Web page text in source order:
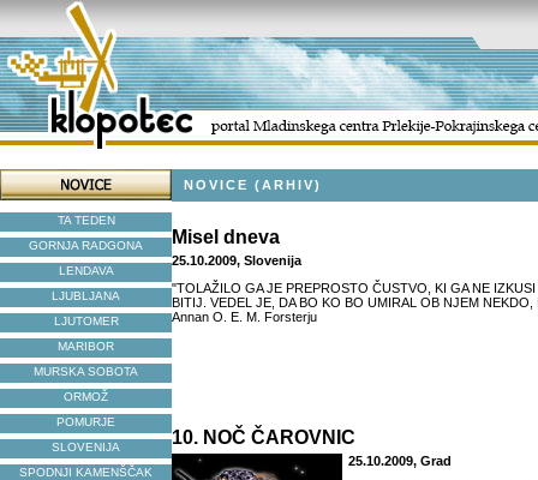
TA TEDEN
GORNJA RADGONA
LENDAVA
LJUBLJANA
LJUTOMER
MARIBOR
MURSKA SOBOTA
ORMOŽ
POMURJE
SLOVENIJA
SPODNJI KAMENŠČAK
NOVICE (ARHIV)
Misel dneva
25.10.2009, Slovenija
"TOLAŽILO GA JE PREPROSTO ČUSTVO, KI GA NE
BITIJ. VEDEL JE, DA BO KO BO UMIRAL OB NJEM NEKDO,
Annan O. E. M. Forsterju
10. NOČ ČAROVNIC
25.10.2009, Grad